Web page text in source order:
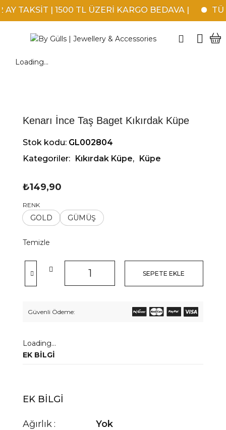
TAKSİT | 1500 TL ÜZERİ KARGO BEDAVA |
Loading...
Kenarı İnce Taş Baget Kıkırdak Küpe
Stok kodu: GL002804
Kategoriler: Kıkırdak Küpe, Küpe
₺149,90
RENK
GOLD GÜMÜŞ
Temizle
SEPETE EKLE
Güvenli Ödeme:
Loading...
EK BILGI
EK BILGI
Ağırlık
Yok